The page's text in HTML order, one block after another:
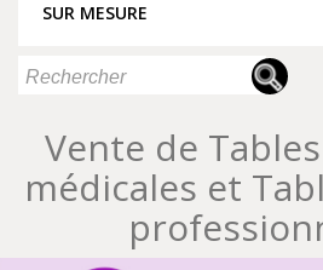
SUR MESURE
Vente de
médicales et